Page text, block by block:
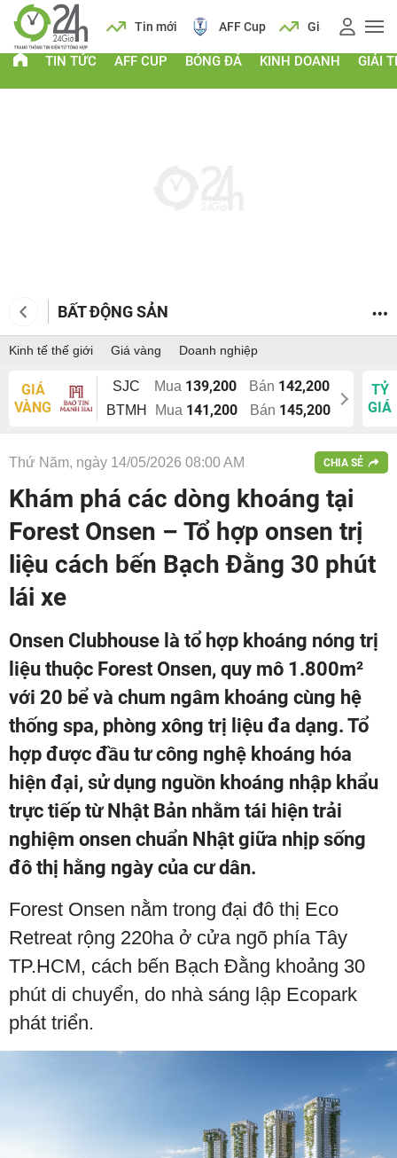
Lịch Tin mới AFF Cup Giá vàng
TIN TỨC AFF CUP BÓNG ĐÁ KINH DOANH GIẢI
BẤT ĐỘNG SẢN
Kinh tế thế giới Giá vàng Doanh nghiệp
GIÁ
VÀNG
SJC Mua 139,200 Bán 142,200
BTMH Mua 141,200 Bán 145,200
TỶ
GIÁ
Thứ Năm, ngày 14/05/2026 08:00 AM CHIA SẺ
Khám phá các dòng khoáng tại
Forest Onsen – Tổ hợp onsen trị
liệu cách bến Bạch Đằng 30 phút
lái xe
Onsen Clubhouse là tổ hợp khoáng nóng trị
liệu thuộc Forest Onsen, quy mô 1.800m²
với 20 bể và chum ngâm khoáng cùng hệ
thống spa, phòng xông trị liệu đa dạng. Tổ
hợp được đầu tư công nghệ khoáng hóa
hiện đại, sử dụng nguồn khoáng nhập khẩu
trực tiếp từ Nhật Bản nhằm tái hiện trải
nghiệm onsen chuẩn Nhật giữa nhịp sống
đô thị hằng ngày của cư dân.
Forest Onsen nằm trong đại đô thị Eco
Retreat rộng 220ha ở cửa ngõ phía Tây
TP.HCM, cách bến Bạch Đằng khoảng 30
phút di chuyển, do nhà sáng lập Ecopark
phát triển.